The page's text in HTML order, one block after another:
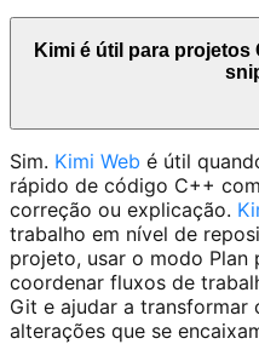
Kimi é útil para projetos
Sim. Kimi Web é útil
rápido de código C++
correção ou explicação.
trabalho em nível de
projeto, usar o modo Plan
coordenar fluxos de
Git e ajudar a
alterações que se